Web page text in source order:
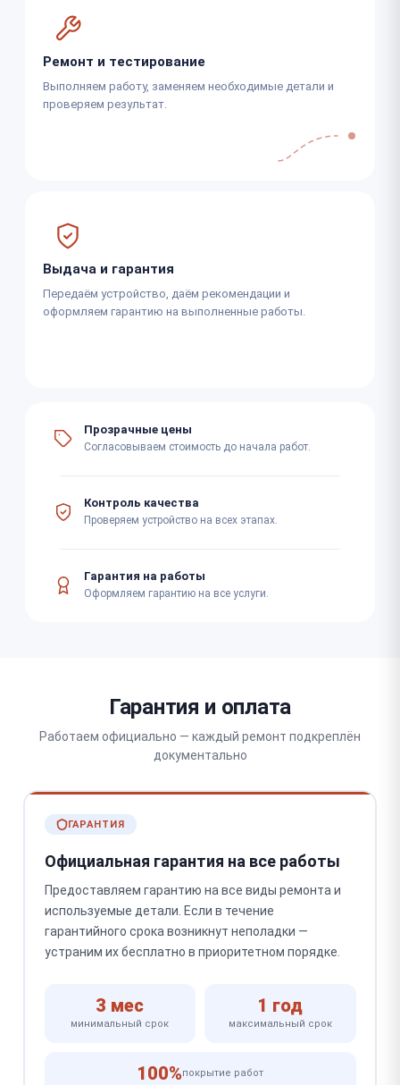
Ремонт и тестирование
Выполняем работу, заменяем необходимые детали и
проверяем результат.
Выдача и гарантия
Передаём устройство, даём рекомендации и
оформляем гарантию на выполненные работы.
Прозрачные цены
Согласовываем стоимость до начала работ.
Контроль качества
Проверяем устройство на всех этапах.
Гарантия на работы
Оформляем гарантию на все услуги.
Гарантия и оплата
Работаем официально — каждый ремонт подкреплён
документально
ГАРАНТИЯ
Официальная гарантия на все работы
Предоставляем гарантию на все виды ремонта и
используемые детали. Если в течение
гарантийного срока возникнут неполадки —
устраним их бесплатно в приоритетном порядке.
3 мес
минимальный срок
1 год
максимальный срок
100%покрытие работ